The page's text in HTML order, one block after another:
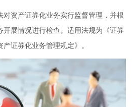
对资产证券化业务实行监督管理，并根
开展情况进行检查。适用法规为《证券
证券化业务管理规定》。